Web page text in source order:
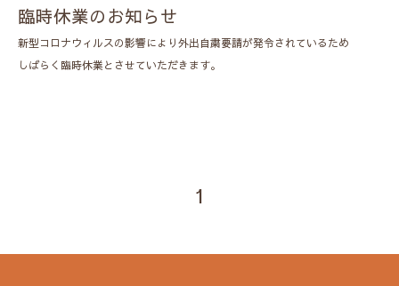
臨時休業のお知らせ
新型コロナウィルスの影響により外出自粛要請が発令されているため
しばらく臨時休業とさせていただきます。
1